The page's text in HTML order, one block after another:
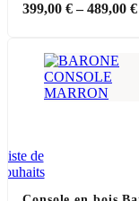
399,00 €–489,00 €
de